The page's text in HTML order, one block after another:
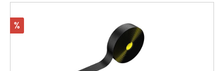
Lenkerband wird so gewickelt, dass nur noch eine
Noppenreihe zu sehen
ist.EINSATZBEREICH/FAHRRADTYP: GRAVELMATE
RIAL: EVA UND BUFFERGRÖSSE(N): WICKLUNG
NACH GRÖSSENSYSTEM MÖGLICDICKE IN MM: 3
Rabatt
%